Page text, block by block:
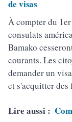
de visas
À compter du
consulats
Bamako
courants. Les
demander un
et s'acquitter des
Lire aussi :